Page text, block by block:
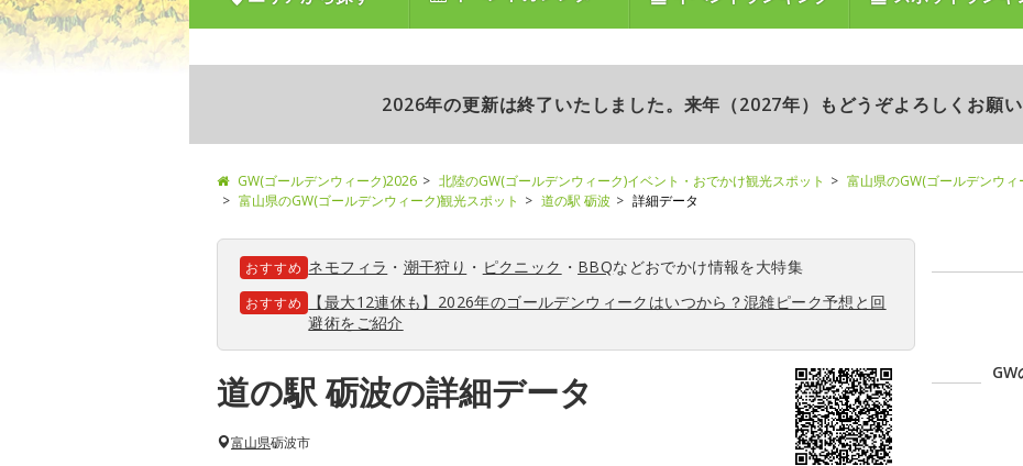
2026年の更新は終了いたしました。来年（2027年）もどうぞよろしくお願い
GW(ゴールデンウィーク)2026 北陸のGW(ゴールデンウィーク)イベント・おでかけ観光スポット
富山県のGW(ゴールデンウ
富山県のGW(ゴールデンウィーク)観光スポット
道の駅 砺波 詳細データ
おすすめ ネモフィラ ・ 潮干狩り ・ ピクニック ・ BBQなどおでかけ情報を大特集
おすすめ
【最大12連休も】2026年のゴールデンウィークはいつから？混雑ピーク予想と回
避術をご紹介
道の駅 砺波の詳細データ
富山県砺波市